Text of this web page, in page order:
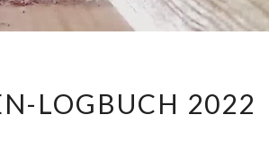
LOGBUCH 2022